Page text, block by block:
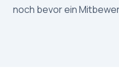
noch bevor ein